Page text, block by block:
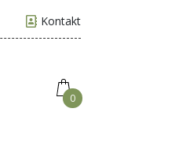
Kontakt
0